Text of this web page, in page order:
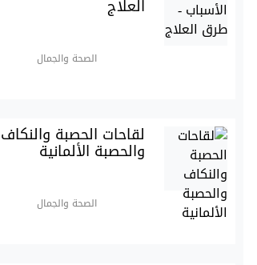
العلاج
الصحة والجمال
لقاحات الحصبة والنكاف
والحصبة الألمانية
الصحة والجمال